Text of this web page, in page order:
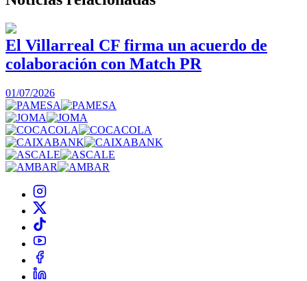
El Villarreal CF firma un acuerdo de
colaboración con Match PR
01/07/2026